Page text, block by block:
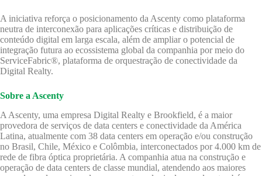
A iniciativa reforça o posicionamento da Ascenty como plataforma
neutra de interconexão para aplicações críticas e distribuição de
conteúdo digital em larga escala, além de ampliar o potencial de
integração futura ao ecossistema global da companhia por meio do
ServiceFabric®, plataforma de orquestração de conectividade da
Digital Realty.
Sobre a Ascenty
A Ascenty, uma empresa Digital Realty e Brookfield, é a maior
provedora de serviços de data centers e conectividade da América
Latina, atualmente com 38 data centers em operação e/ou construção
no Brasil, Chile, México e Colômbia, interconectados por 4.000 km de
rede de fibra óptica proprietária. A companhia atua na construção e
operação de data centers de classe mundial, atendendo aos maiores